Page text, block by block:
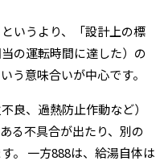
いうより、「設計上の標
の運転時間に達した）の
う意味合いが中心です。
良、過熱防止作動など）
る不具合が出たり、別の
。 一方888は、給湯自体は